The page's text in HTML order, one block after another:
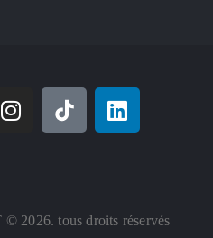
2026. tous droits réservés